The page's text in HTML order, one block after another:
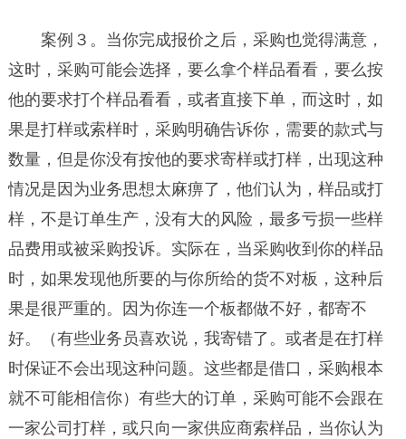
案例３。当你完成报价之后，采购也觉得满意，
这时，采购可能会选择，要么拿个样品看看，要么按
他的要求打个样品看看，或者直接下单，而这时，如
果是打样或索样时，采购明确告诉你，需要的款式与
数量，但是你没有按他的要求寄样或打样，出现这种
情况是因为业务思想太麻痹了，他们认为，样品或打
样，不是订单生产，没有大的风险，最多亏损一些样
品费用或被采购投诉。实际在，当采购收到你的样品
时，如果发现他所要的与你所给的货不对板，这种后
果是很严重的。因为你连一个板都做不好，都寄不
好。（有些业务员喜欢说，我寄错了。或者是在打样
时保证不会出现这种问题。这些都是借口，采购根本
就不可能相信你）有些大的订单，采购可能不会跟在
一家公司打样，或只向一家供应商索样品，当你认为